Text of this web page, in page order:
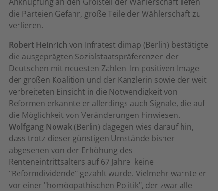
die Parteien Gefahr, große Teile der Wählerschaft zu
verlieren.
Robert Heinrich von Infratest dimap (Berlin) bestätigte
die ausgeprägten Sozialstaatspräferenzen der
Deutschen mit neuesten Zahlen. Im positiven Image
der großen Koalition und der Kanzlerin sowie der weit
verbreiteten Einsicht in die Notwendigkeit von
Reformen erkannte er allerdings auch Signale, die auf
die Möglichkeit von Veränderungen hinwiesen.
Wolfgang Nowak (Berlin) dagegen wies darauf hin,
dass trotz dieser günstigen Umstände bisher 
abgesehen von der Erhöhung des
Renteneintrittsalters auf 67 Jahre  keine
"Reformdividende" gezahlt wurde. Vielmehr warnte er
vor einer "homöopathischen Politik", der zwar alle